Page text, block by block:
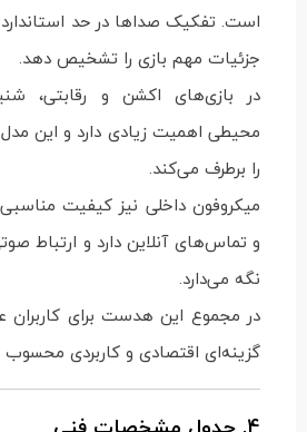
است. تفکیک صداها در حد استاندارد
جزئیات مهم بازی را تشخیص دهد.
در بازی‌های اکشن و رقابتی،
محیطی اهمیت زیادی دارد و این مدل
را برطرف می‌کند.
میکروفون داخلی نیز کیفیت
و تماس‌های آنلاین دارد و ارتباط
نگه می‌دارد.
در مجموع این هدست برای کاربران
گزینه‌ای اقتصادی و کاربردی